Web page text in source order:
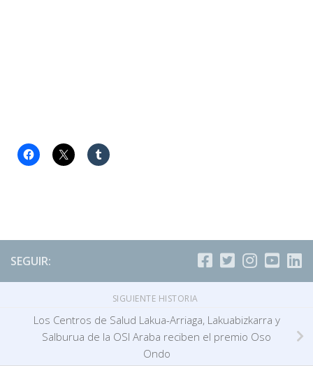
SEGUIR:
SIGUIENTE HISTORIA
Los Centros de Salud Lakua-Arriaga, Lakuabizkarra y
Salburua de la OSI Araba reciben el premio Oso
Ondo